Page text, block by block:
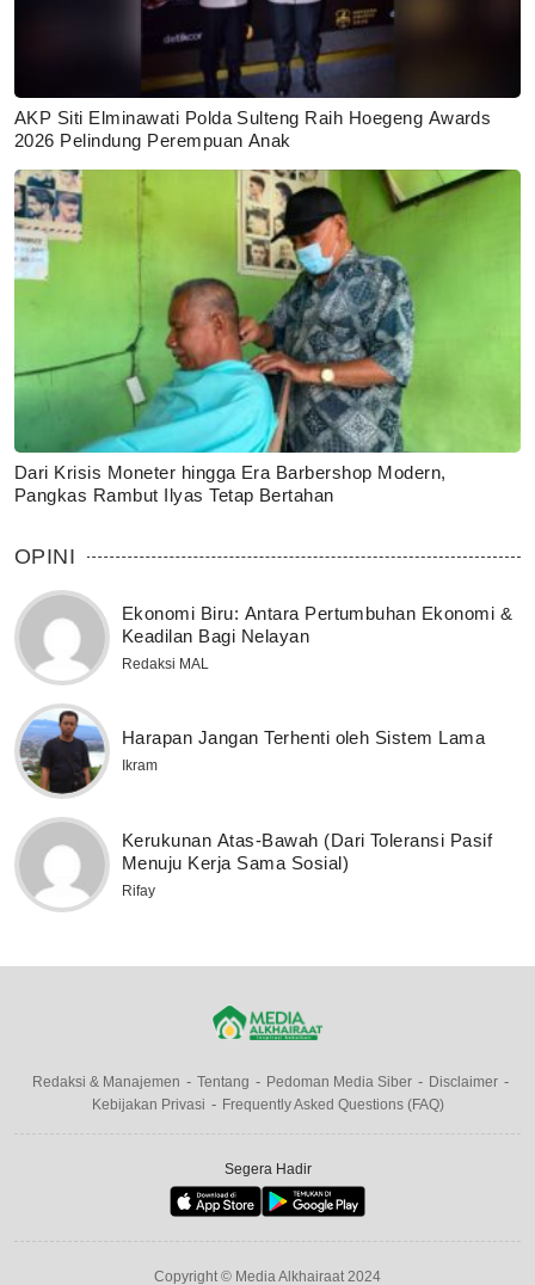
AKP Siti Elminawati Polda Sulteng Raih Hoegeng Awards
2026 Pelindung Perempuan Anak
Dari Krisis Moneter hingga Era Barbershop Modern,
Pangkas Rambut Ilyas Tetap Bertahan
OPINI
Ekonomi Biru: Antara Pertumbuhan Ekonomi &
Keadilan Bagi Nelayan
Redaksi MAL
Harapan Jangan Terhenti oleh Sistem Lama
Ikram
Kerukunan Atas-Bawah (Dari Toleransi Pasif
Menuju Kerja Sama Sosial)
Rifay
Redaksi & Manajemen Tentang Pedoman Media Siber
Disclaimer
Kebijakan Privasi
Frequently Asked Questions (FAQ)
Segera Hadir
Copyright © Media Alkhairaat 2024